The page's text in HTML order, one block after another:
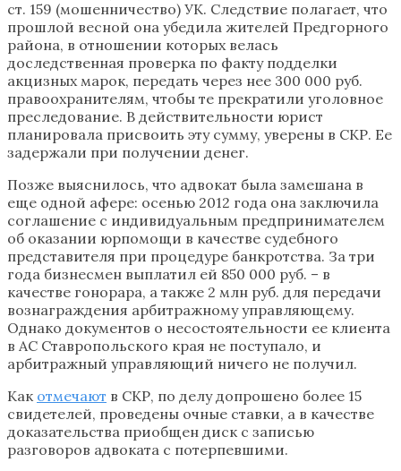
ст. 159 (мошенничество) УК. Следствие полагает, что
прошлой весной она убедила жителей Предгорного
района, в отношении которых велась
доследственная проверка по факту подделки
акцизных марок, передать через нее 300 000 руб.
правоохранителям, чтобы те прекратили уголовное
преследование. В действительности юрист
планировала присвоить эту сумму, уверены в СКР. Ее
задержали при получении денег.
Позже выяснилось, что адвокат была замешана в
еще одной афере: осенью 2012 года она заключила
соглашение с индивидуальным предпринимателем
об оказании юрпомощи в качестве судебного
представителя при процедуре банкротства. За три
года бизнесмен выплатил ей 850 000 руб. – в
качестве гонорара, а также 2 млн руб. для передачи
вознаграждения арбитражному управляющему.
Однако документов о несостоятельности ее клиента
в АС Ставропольского края не поступало, и
арбитражный управляющий ничего не получил.
Как отмечают в СКР, по делу допрошено более 15
свидетелей, проведены очные ставки, а в качестве
доказательства приобщен диск с записью
разговоров адвоката с потерпевшими.